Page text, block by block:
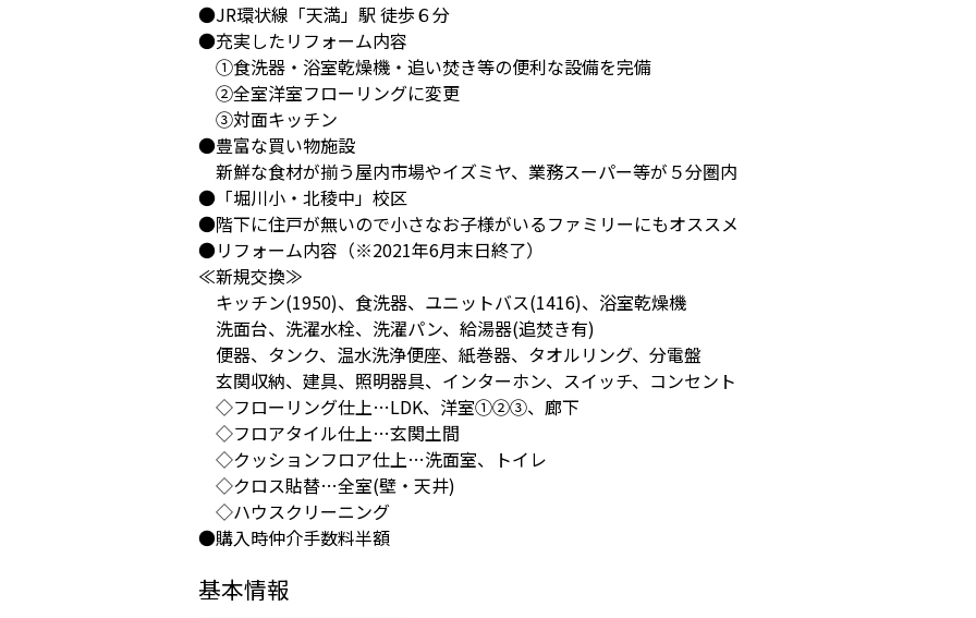
●JR環状線「天満」駅 徒歩６分
●充実したリフォーム内容
①食洗器・浴室乾燥機・追い焚き等の便利な設備を完備
②全室洋室フローリングに変更
③対面キッチン
●豊富な買い物施設
新鮮な食材が揃う屋内市場やイズミヤ、業務スーパー等が５分圏内
●「堀川小・北稜中」校区
●階下に住戸が無いので小さなお子様がいるファミリーにもオススメ
●リフォーム内容（※2021年6月末日終了）
≪新規交換≫
キッチン(1950)、食洗器、ユニットバス(1416)、浴室乾燥機
洗面台、洗濯水栓、洗濯パン、給湯器(追焚き有)
便器、タンク、温水洗浄便座、紙巻器、タオルリング、分電盤
玄関収納、建具、照明器具、インターホン、スイッチ、コンセント
◇フローリング仕上…LDK、洋室①②③、廊下
◇フロアタイル仕上…玄関土間
◇クッションフロア仕上…洗面室、トイレ
◇クロス貼替…全室(壁・天井)
◇ハウスクリーニング
●購入時仲介手数料半額
基本情報